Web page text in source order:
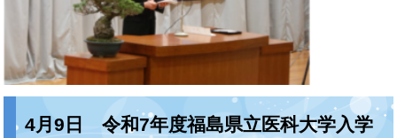
4月9日 令和7年度福島県立医科大学入学